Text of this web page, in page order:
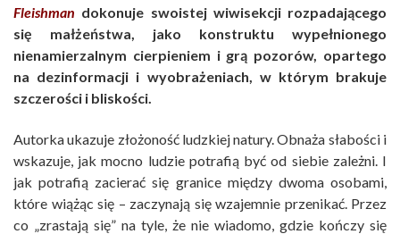
Fleishman dokonuje swoistej wiwisekcji rozpadającego
się małżeństwa, jako konstruktu wypełnionego
nienamierzalnym cierpieniem i grą pozorów, opartego
na dezinformacji i wyobrażeniach, w którym brakuje
szczerości i bliskości.
Autorka ukazuje złożoność ludzkiej natury. Obnaża słabości i
wskazuje, jak mocno ludzie potrafią być od siebie zależni. I
jak potrafią zacierać się granice między dwoma osobami,
które wiążąc się – zaczynają się wzajemnie przenikać. Przez
co „zrastają się” na tyle, że nie wiadomo, gdzie kończy się